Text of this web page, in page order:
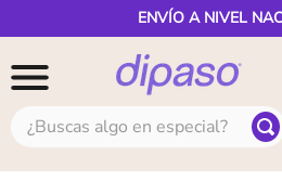
ENVÍO A NIVEL
¿Buscas algo en especial?